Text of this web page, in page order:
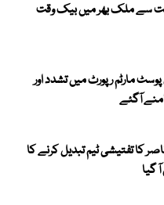
کا 16 اگست سے ملک بھر میں بیک وقت
مارٹم رپورٹ میں تشدد اور
آگئے
کا تفتیشی ٹیم تبدیل کرنے کا
گیا